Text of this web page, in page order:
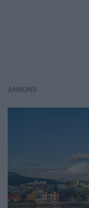
ANNONS